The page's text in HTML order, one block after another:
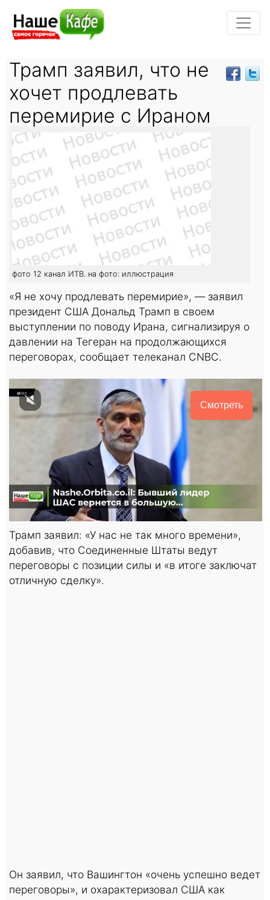
Трамп заявил, что не
хочет продлевать
перемирие с Ираном
фото 12 канал ИТВ. на фото: иллюстрация
«Я не хочу продлевать перемирие», — заявил
президент США Дональд Трамп в своем
выступлении по поводу Ирана, сигнализируя о
давлении на Тегеран на продолжающихся
переговорах, сообщает телеканал CNBC.
Смотреть
Трамп заявил: «У нас не так много времени»,
добавив, что Соединенные Штаты ведут
переговоры с позиции силы и «в итоге заключат
отличную сделку».
Он заявил, что Вашингтон «очень успешно ведет
переговоры», и охарактеризовал США как